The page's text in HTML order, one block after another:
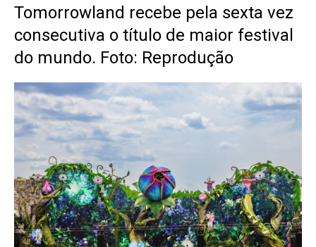
Tomorrowland recebe pela sexta vez
consecutiva o título de maior festival
do mundo. Foto: Reprodução